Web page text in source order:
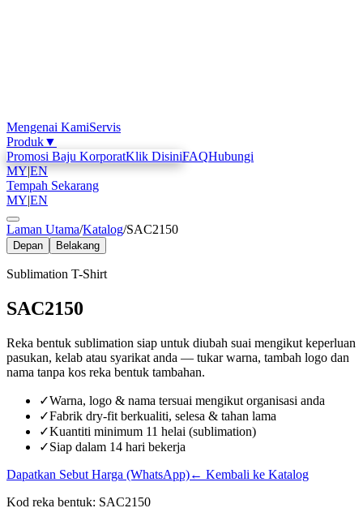
Mengenai KamiServis
Produk▼
Promosi Baju KorporatKlik DisiniFAQHubungi
MY|EN
Tempah Sekarang
MY|EN
Laman Utama/Katalog/SAC2150
Depan Belakang
Sublimation T-Shirt
SAC2150
Reka bentuk sublimation siap untuk diubah suai mengikut keperluan
pasukan, kelab atau syarikat anda — tukar warna, tambah logo dan
nama tanpa kos reka bentuk tambahan.
✓Warna, logo & nama tersuai mengikut organisasi anda
✓Fabrik dry-fit berkualiti, selesa & tahan lama
✓Kuantiti minimum 11 helai (sublimation)
✓Siap dalam 14 hari bekerja
Dapatkan Sebut Harga (WhatsApp)← Kembali ke Katalog
Kod reka bentuk: SAC2150